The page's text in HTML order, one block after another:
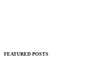
FEATURED POSTS